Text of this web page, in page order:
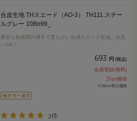
合皮生地 THスエード（AO-3） TH111.スチー
ルグレー 10Bn99_
豊富な色展開の薄手で柔らかい合成スエード生地。水洗
いOK！
693 円 (税込)
会員登録(無料)
31pt獲得
※10cm単位価格
3件